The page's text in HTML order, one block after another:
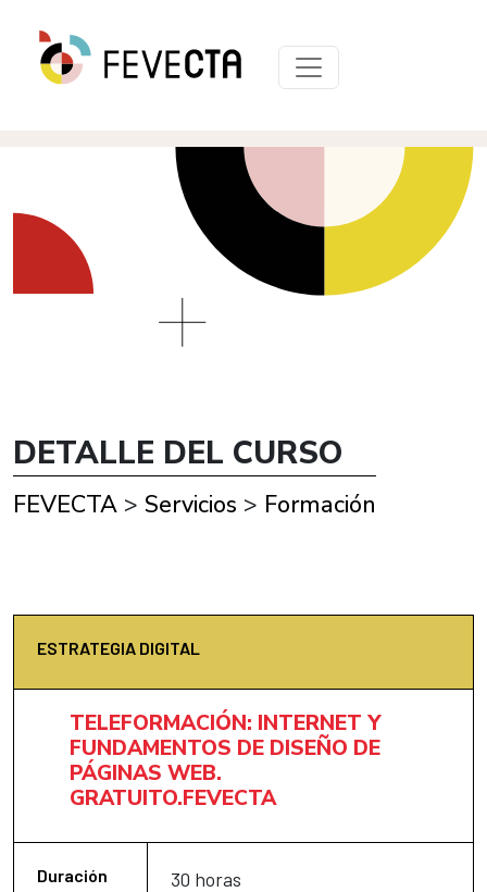
DETALLE DEL CURSO
FEVECTA > Servicios > Formación
ESTRATEGIA DIGITAL
TELEFORMACIÓN: INTERNET Y
FUNDAMENTOS DE DISEÑO DE
PÁGINAS WEB.
GRATUITO.FEVECTA
Duración 30 horas